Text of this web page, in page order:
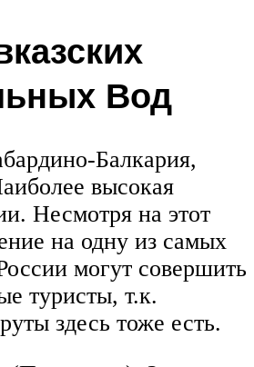
Вод
Балкария,
высокая
Несмотря на этот
на одну из самых
могут совершить
туристы, т.к.
здесь тоже есть.